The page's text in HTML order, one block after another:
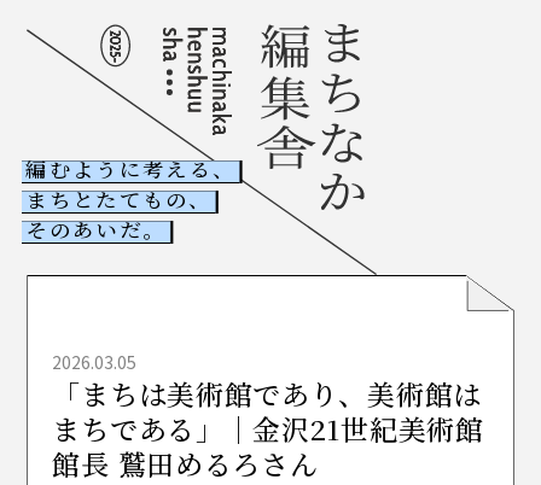
NEWS
古ビル調査室
ABOUT
まちなか編集舎とは
COLUMNS
編むように考える、
まちとたてもの、
そのあいだ。
2026.03.05
「まちは美術館であり、美術館は
まちである」｜金沢21世紀美術館
館長 鷲田めるろさん